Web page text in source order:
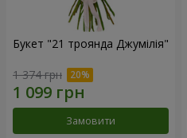
Букет "21 троянда Джумілія"
1 374 грн
Замовити